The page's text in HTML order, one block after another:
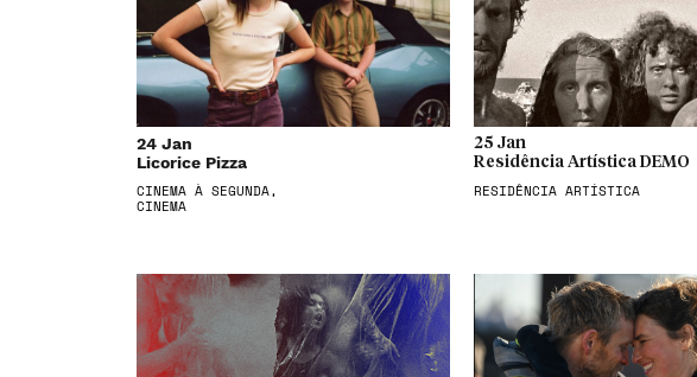
24 Jan
Licorice Pizza
CINEMA À SEGUNDA,
CINEMA
25 Jan
Residência Artística DEMO
RESIDÊNCIA ARTÍSTICA